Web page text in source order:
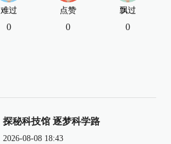
难过
0
点赞
0
飘过
0
探秘科技馆 逐梦科学路
2026-08-08 18:43